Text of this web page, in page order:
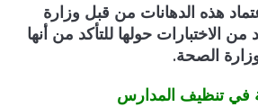
هذه الدهانات من قبل وزارة
الاختبارات حولها للتأكد من أنها
الصحة.
في تنظيف المدارس